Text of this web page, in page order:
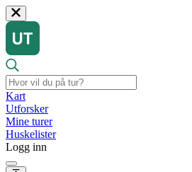
Kart
Utforsker
Mine turer
Huskelister
Logg inn